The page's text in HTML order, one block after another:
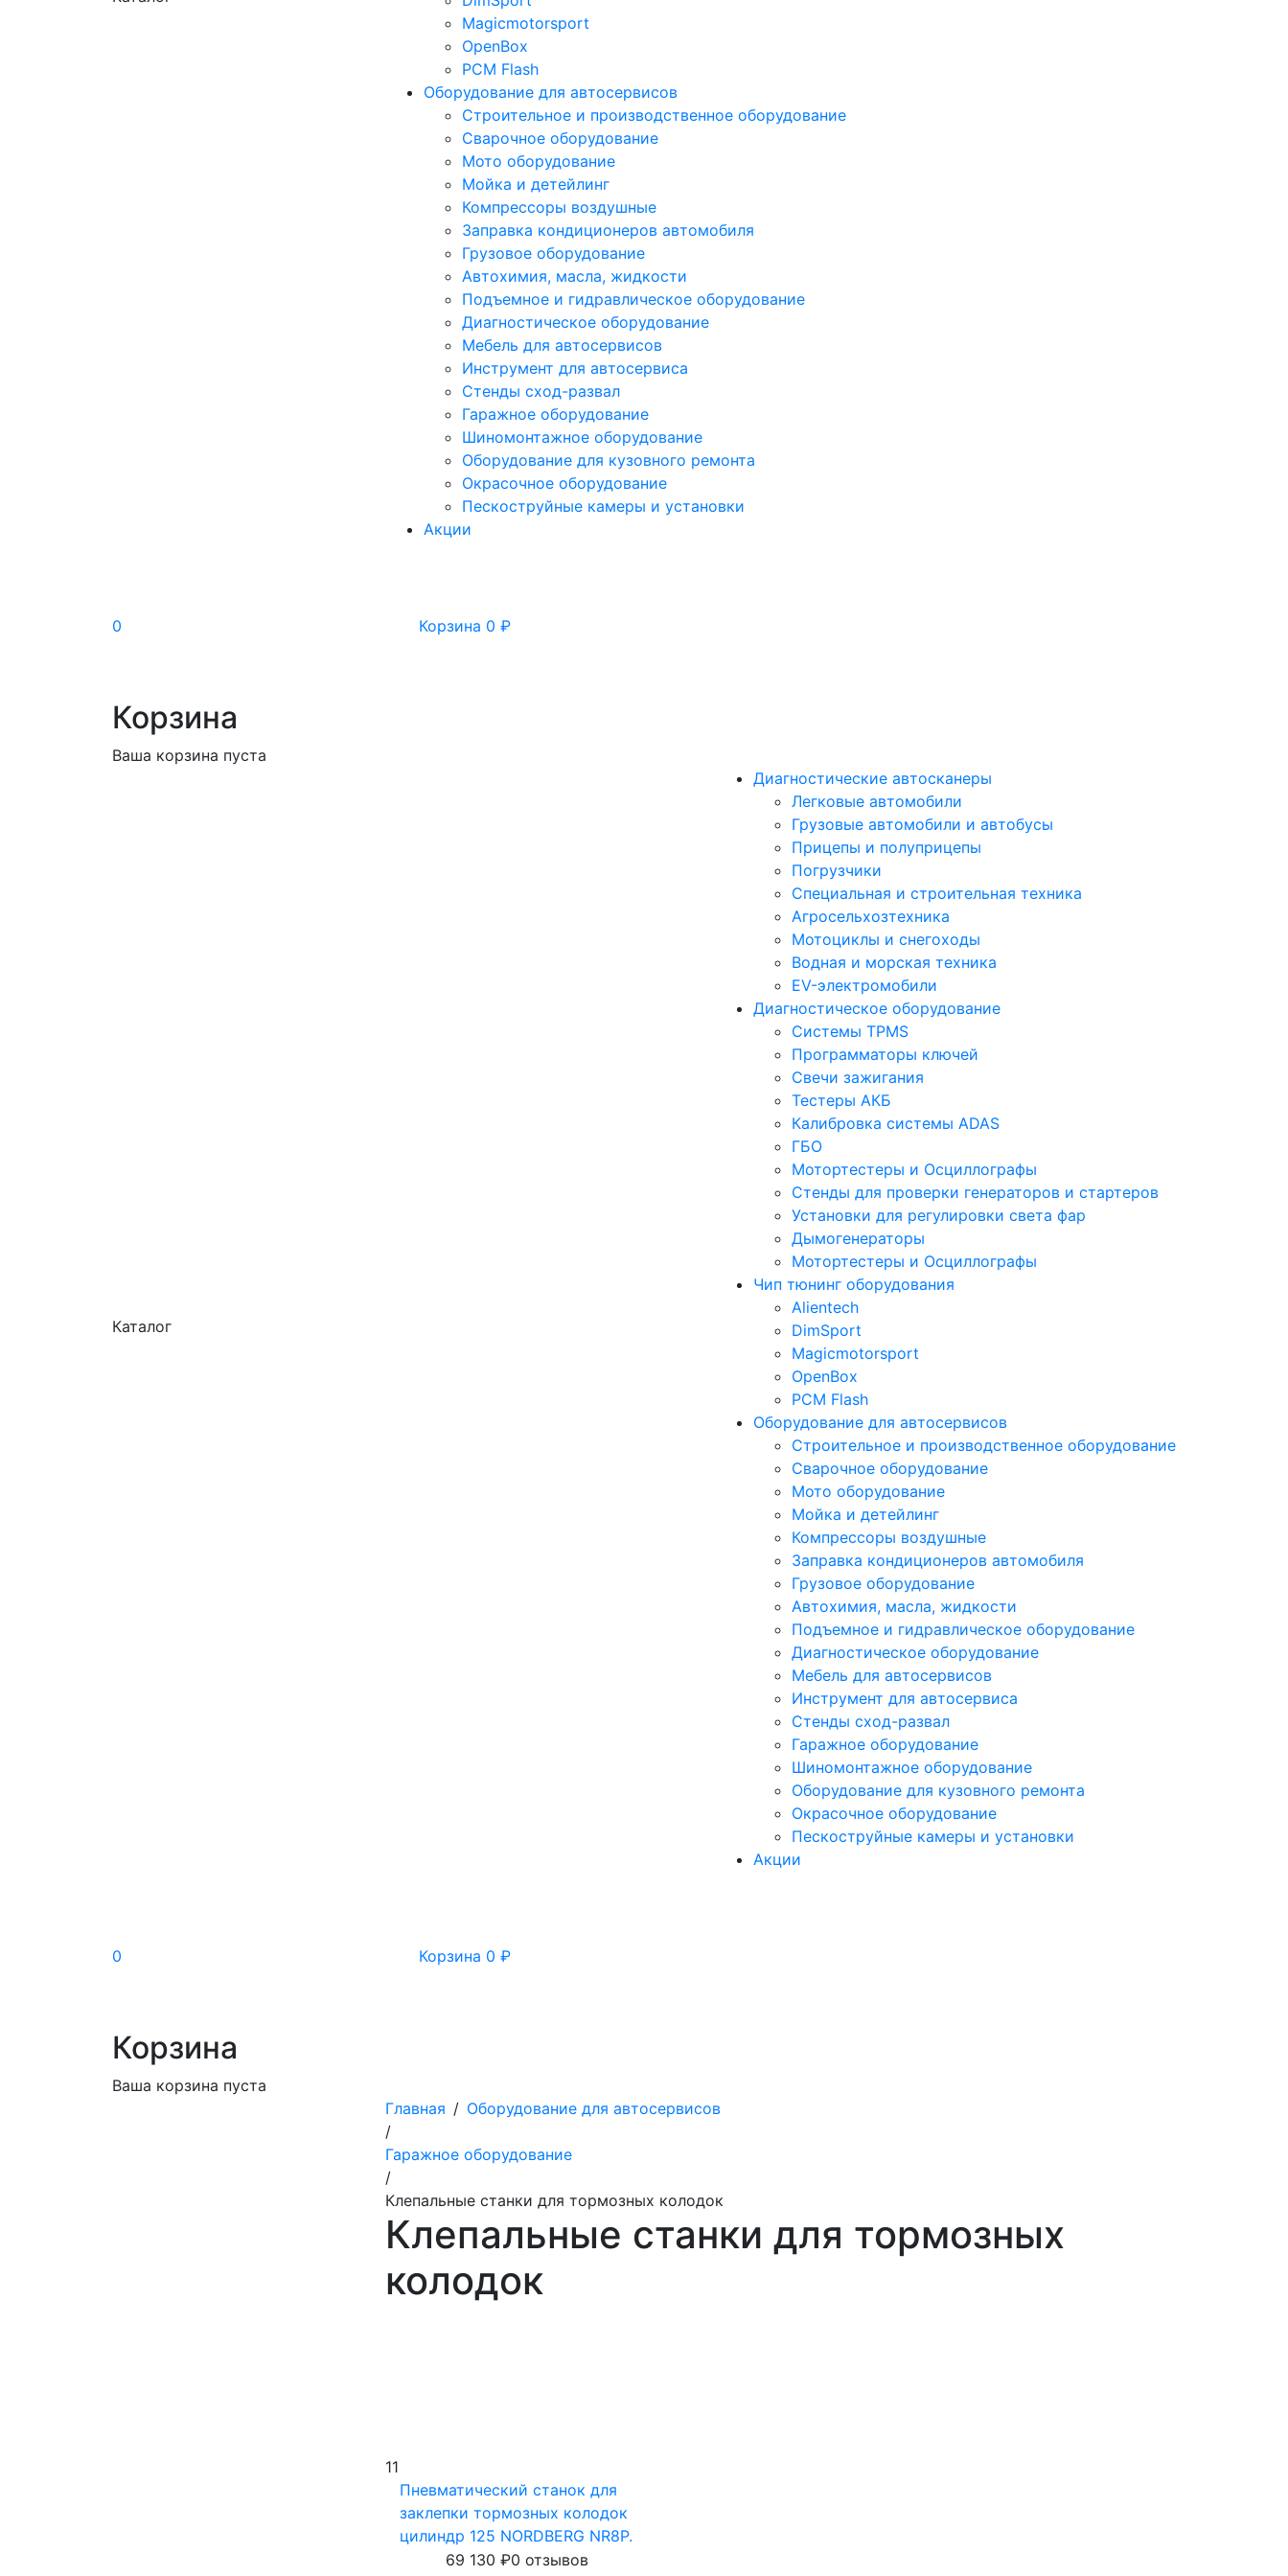
Magicmotorsport
OpenBox
PCM Flash
Оборудование для автосервисов
Строительное и производственное оборудование
Сварочное оборудование
Мото оборудование
Мойка и детейлинг
Компрессоры воздушные
Заправка кондиционеров автомобиля
Грузовое оборудование
Автохимия, масла, жидкости
Подъемное и гидравлическое оборудование
Диагностическое оборудование
Мебель для автосервисов
Инструмент для автосервиса
Стенды сход-развал
Гаражное оборудование
Шиномонтажное оборудование
Оборудование для кузовного ремонта
Окрасочное оборудование
Пескоструйные камеры и установки
Акции
0 Корзина 0 ₽
Корзина
Ваша корзина пуста
Каталог
Диагностические автосканеры
Легковые автомобили
Грузовые автомобили и автобусы
Прицепы и полуприцепы
Погрузчики
Специальная и строительная техника
Агросельхозтехника
Мотоциклы и снегоходы
Водная и морская техника
EV-электромобили
Диагностическое оборудование
Системы TPMS
Программаторы ключей
Свечи зажигания
Тестеры АКБ
Калибровка системы ADAS
ГБО
Мотортестеры и Осциллографы
Стенды для проверки генераторов и стартеров
Установки для регулировки света фар
Дымогенераторы
Мотортестеры и Осциллографы
Чип тюнинг оборудования
Alientech
DimSport
Magicmotorsport
OpenBox
PCM Flash
Оборудование для автосервисов
Строительное и производственное оборудование
Сварочное оборудование
Мото оборудование
Мойка и детейлинг
Компрессоры воздушные
Заправка кондиционеров автомобиля
Грузовое оборудование
Автохимия, масла, жидкости
Подъемное и гидравлическое оборудование
Диагностическое оборудование
Мебель для автосервисов
Инструмент для автосервиса
Стенды сход-развал
Гаражное оборудование
Шиномонтажное оборудование
Оборудование для кузовного ремонта
Окрасочное оборудование
Пескоструйные камеры и установки
Акции
0 Корзина 0 ₽
Корзина
Ваша корзина пуста
Главная / Оборудование для автосервисов
/
Гаражное оборудование
/
Клепальные станки для тормозных колодок
Клепальные станки для тормозных
колодок
11
Пневматический станок для
заклепки тормозных колодок
цилиндр 125 NORDBERG NR8P.
69 130 ₽0 отзывов